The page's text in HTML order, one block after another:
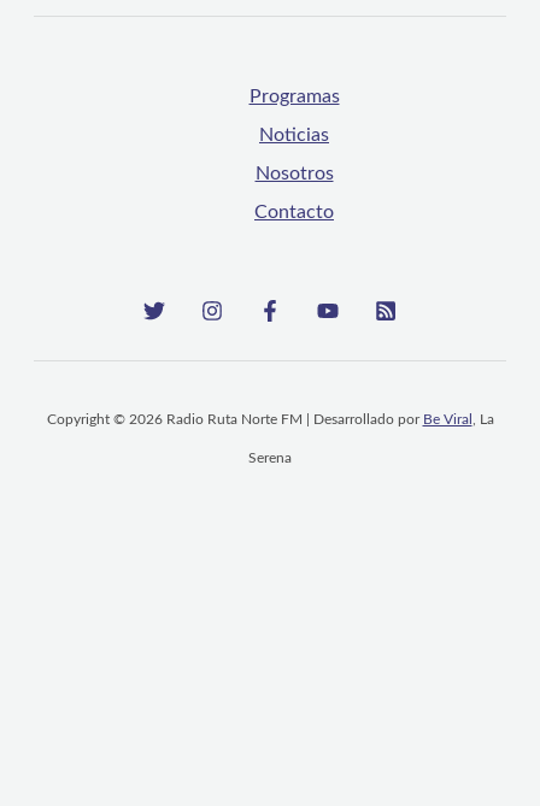
Programas
Noticias
Nosotros
Contacto
Copyright © 2026 Radio Ruta Norte FM | Desarrollado por Be Viral , La
Serena